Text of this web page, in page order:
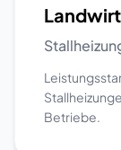
Betriebe.